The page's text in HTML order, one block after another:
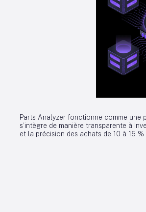
Parts Analyzer fonctionne comme
s’intègre de manière transparente à
et la précision des achats de 10 à 15 %